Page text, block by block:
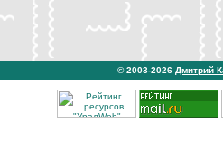
© 2003-2026 Дмитрий